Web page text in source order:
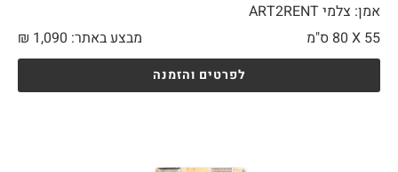
אמן: צלמי ART2RENT
55 X
מבצע באתר: ₪ 1,090
לפרטים והזמנה